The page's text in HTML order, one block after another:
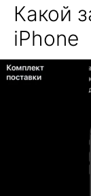
Какой
iPhone